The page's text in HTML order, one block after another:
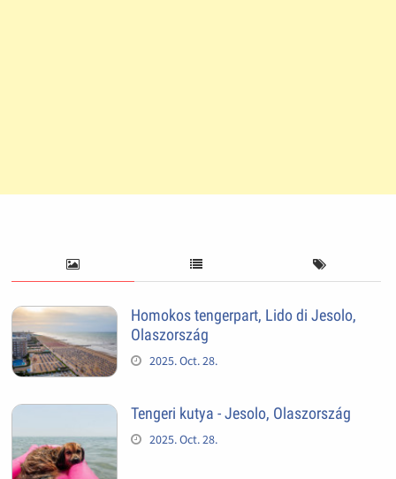
Homokos tengerpart, Lido di Jesolo,
Olaszország
2025. Oct. 28.
Tengeri kutya - Jesolo, Olaszország
2025. Oct. 28.